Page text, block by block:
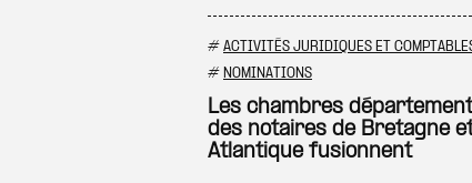
# ACTIVITÉS JURIDIQUES ET
# NOMINATIONS
Les chambres
des notaires de Bretagne
Atlantique fusionnent